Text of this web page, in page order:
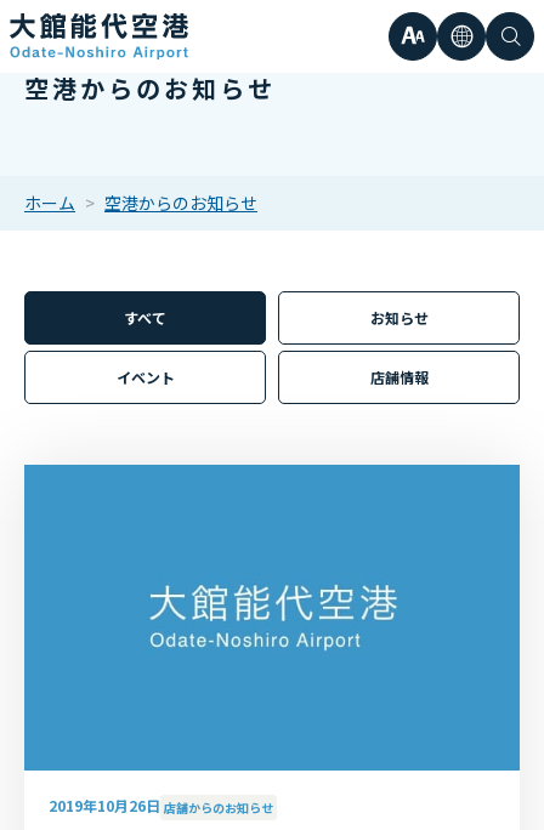
文
イ
ズ
言検
空港からのお知らせ
ホーム 空港からのお知らせ
すべて お知らせ
イベント 店舗情報
2019年10月26日 店舗からのお知らせ